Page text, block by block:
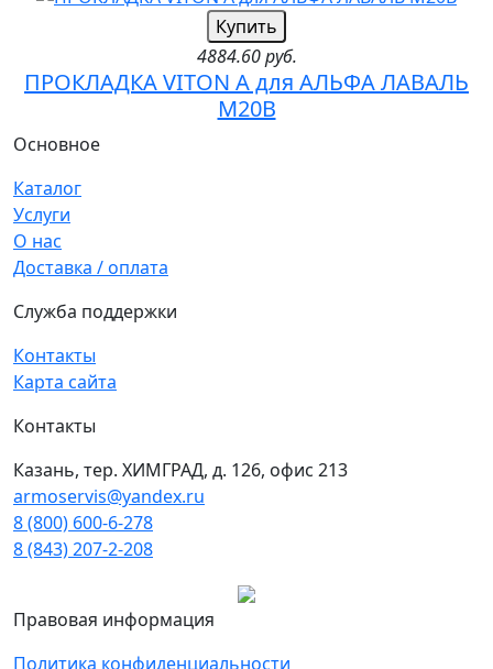
Купить
4884.60 руб.
ПРОКЛАДКА VITON A для АЛЬФА ЛАВАЛЬ
M20B
Основное
Каталог
Услуги
О нас
Доставка / оплата
Служба поддержки
Контакты
Карта сайта
Контакты
Казань, тер. ХИМГРАД, д. 126, офис 213
armoservis@yandex.ru
8 (800) 600-6-278
8 (843) 207-2-208
Правовая информация
Политика конфиденциальности